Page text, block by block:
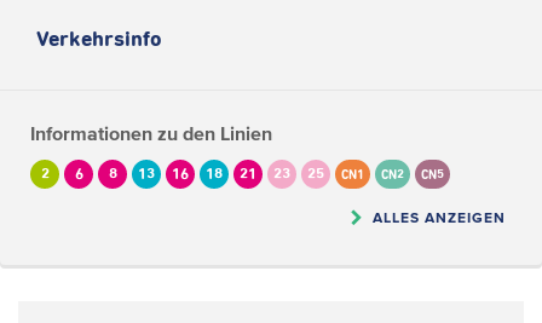
Verkehrsinfo
Informationen zu den Linien
2 6 8 13 16 18 21 23 25 CN1 CN2 CN5
ALLES ANZEIGEN